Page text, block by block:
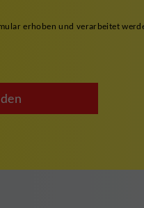
erhoben und verarbeitet